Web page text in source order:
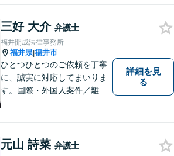
お気軽にご相談ください。
【法テラス利用可】【完全個
室】【夜間・休日面談可】
三好 大介 弁護士
福井開成法律事務所
福井県|福井市
ひとつひとつのご依頼を丁寧
に、誠実に対応してまいりま
す。国際・外国人案件／離
故／刑事弁護・犯罪被害者な
詳細を見
る
元山 詩菜 弁護士